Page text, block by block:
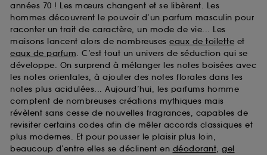
années 70 ! Les mœurs changent et se libèrent. Les
hommes découvrent le pouvoir d’un parfum masculin pour
raconter un trait de caractère, un mode de vie... Les
maisons lancent alors de nombreuses eaux de toilette et
eaux de parfum. C’est tout un univers de séduction qui se
développe. On surprend à mélanger les notes boisées avec
les notes orientales, à ajouter des notes florales dans les
notes plus acidulées... Aujourd’hui, les parfums homme
comptent de nombreuses créations mythiques mais
révèlent sans cesse de nouvelles fragrances, capables de
revisiter certains codes afin de mêler accords classiques et
plus modernes. Et pour pousser le plaisir plus loin,
beaucoup d’entre elles se déclinent en déodorant, gel